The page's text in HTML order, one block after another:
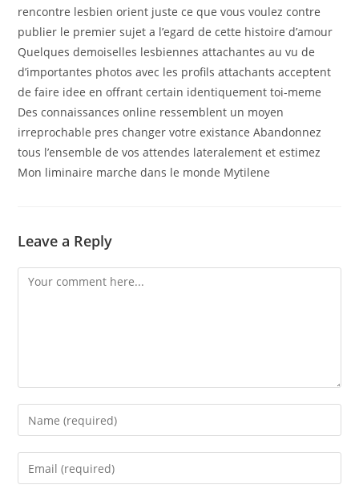
rencontre lesbien orient juste ce que vous voulez contre
publier le premier sujet a l’egard de cette histoire d’amour
Quelques demoiselles lesbiennes attachantes au vu de
d’importantes photos avec les profils attachants acceptent
de faire idee en offrant certain identiquement toi-meme
Des connaissances online ressemblent un moyen
irreprochable pres changer votre existance Abandonnez
tous l’ensemble de vos attendes lateralement et estimez
Mon liminaire marche dans le monde Mytilene
Leave a Reply